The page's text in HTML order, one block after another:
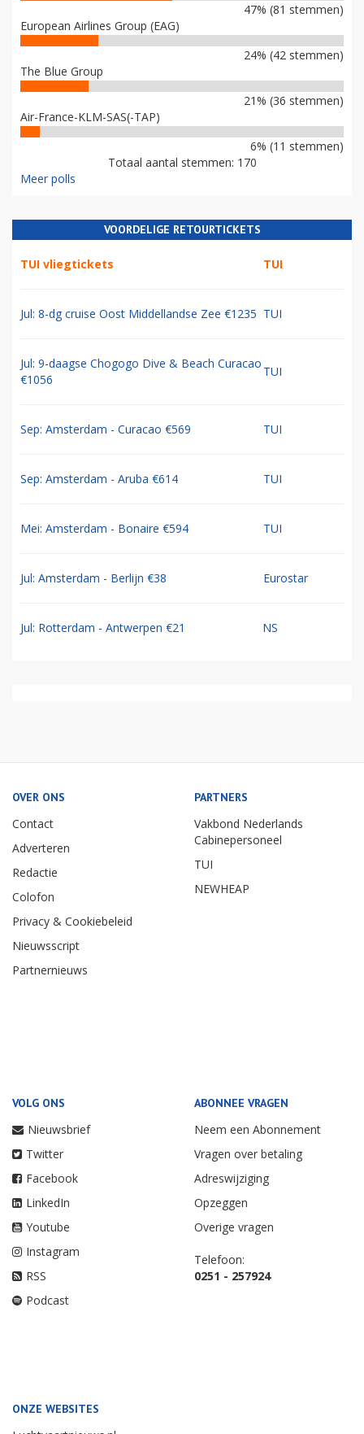
47% (81 stemmen)
European Airlines Group (EAG)
24% (42 stemmen)
The Blue Group
21% (36 stemmen)
Air-France-KLM-SAS(-TAP)
6% (11 stemmen)
Totaal aantal stemmen: 170
Meer polls
VOORDELIGE RETOURTICKETS
TUI vliegtickets TUI
Jul: 8-dg cruise Oost Middellandse Zee €1235 TUI
Jul: 9-daagse Chogogo Dive & Beach Curacao
€1056
TUI
Sep: Amsterdam - Curacao €569 TUI
Sep: Amsterdam - Aruba €614 TUI
Mei: Amsterdam - Bonaire €594 TUI
Jul: Amsterdam - Berlijn €38 Eurostar
Jul: Rotterdam - Antwerpen €21 NS
OVER ONS
Contact
Adverteren
Redactie
Colofon
Privacy & Cookiebeleid
Nieuwsscript
Partnernieuws
PARTNERS
Vakbond Nederlands
Cabinepersoneel
TUI
NEWHEAP
VOLG ONS
Nieuwsbrief
Twitter
Facebook
LinkedIn
Youtube
Instagram
RSS
Podcast
ABONNEE VRAGEN
Neem een Abonnement
Vragen over betaling
Adreswijziging
Opzeggen
Overige vragen
Telefoon:
0251 - 257924
ONZE WEBSITES